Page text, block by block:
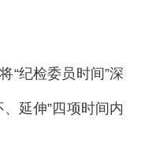
纪检委员时间”深
延伸”四项时间内